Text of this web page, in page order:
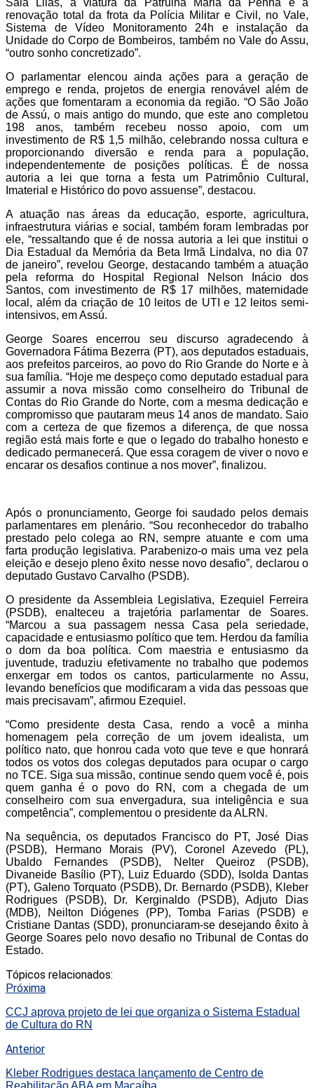
Sala Lilás, a viatura da Patrulha Maria da Penha e a
renovação total da frota da Polícia Militar e Civil, no Vale,
Sistema de Vídeo Monitoramento 24h e instalação da
Unidade do Corpo de Bombeiros, também no Vale do Assu,
“outro sonho concretizado”.
O parlamentar elencou ainda ações para a geração de
emprego e renda, projetos de energia renovável além de
ações que fomentaram a economia da região. “O São João
de Assú, o mais antigo do mundo, que este ano completou
198 anos, também recebeu nosso apoio, com um
investimento de R$ 1,5 milhão, celebrando nossa cultura e
proporcionando diversão e renda para a população,
independentemente de posições políticas. É de nossa
autoria a lei que torna a festa um Patrimônio Cultural,
Imaterial e Histórico do povo assuense”, destacou.
A atuação nas áreas da educação, esporte, agricultura,
infraestrutura viárias e social, também foram lembradas por
ele, “ressaltando que é de nossa autoria a lei que institui o
Dia Estadual da Memória da Beta Irmã Lindalva, no dia 07
de janeiro”, revelou George, destacando também a atuação
pela reforma do Hospital Regional Nelson Inácio dos
Santos, com investimento de R$ 17 milhões, maternidade
local, além da criação de 10 leitos de UTI e 12 leitos semi-
intensivos, em Assú.
George Soares encerrou seu discurso agradecendo à
Governadora Fátima Bezerra (PT), aos deputados estaduais,
aos prefeitos parceiros, ao povo do Rio Grande do Norte e à
sua família. “Hoje me despeço como deputado estadual para
assumir a nova missão como conselheiro do Tribunal de
Contas do Rio Grande do Norte, com a mesma dedicação e
compromisso que pautaram meus 14 anos de mandato. Saio
com a certeza de que fizemos a diferença, de que nossa
região está mais forte e que o legado do trabalho honesto e
dedicado permanecerá. Que essa coragem de viver o novo e
encarar os desafios continue a nos mover”, finalizou.
Após o pronunciamento, George foi saudado pelos demais
parlamentares em plenário. “Sou reconhecedor do trabalho
prestado pelo colega ao RN, sempre atuante e com uma
farta produção legislativa. Parabenizo-o mais uma vez pela
eleição e desejo pleno êxito nesse novo desafio”, declarou o
deputado Gustavo Carvalho (PSDB).
O presidente da Assembleia Legislativa, Ezequiel Ferreira
(PSDB), enalteceu a trajetória parlamentar de Soares.
“Marcou a sua passagem nessa Casa pela seriedade,
capacidade e entusiasmo político que tem. Herdou da família
o dom da boa política. Com maestria e entusiasmo da
juventude, traduziu efetivamente no trabalho que podemos
enxergar em todos os cantos, particularmente no Assu,
levando benefícios que modificaram a vida das pessoas que
mais precisavam”, afirmou Ezequiel.
“Como presidente desta Casa, rendo a você a minha
homenagem pela correção de um jovem idealista, um
político nato, que honrou cada voto que teve e que honrará
todos os votos dos colegas deputados para ocupar o cargo
no TCE. Siga sua missão, continue sendo quem você é, pois
quem ganha é o povo do RN, com a chegada de um
conselheiro com sua envergadura, sua inteligência e sua
competência”, complementou o presidente da ALRN.
Na sequência, os deputados Francisco do PT, José Dias
(PSDB), Hermano Morais (PV), Coronel Azevedo (PL),
Ubaldo Fernandes (PSDB), Nelter Queiroz (PSDB),
Divaneide Basílio (PT), Luiz Eduardo (SDD), Isolda Dantas
(PT), Galeno Torquato (PSDB), Dr. Bernardo (PSDB), Kleber
Rodrigues (PSDB), Dr. Kerginaldo (PSDB), Adjuto Dias
(MDB), Neilton Diógenes (PP), Tomba Farias (PSDB) e
Cristiane Dantas (SDD), pronunciaram-se desejando êxito à
George Soares pelo novo desafio no Tribunal de Contas do
Estado.
Tópicos relacionados:
Próxima
CCJ aprova projeto de lei que organiza o Sistema Estadual
de Cultura do RN
Anterior
Kleber Rodrigues destaca lançamento de Centro de
Reabilitação ABA em Macaíba